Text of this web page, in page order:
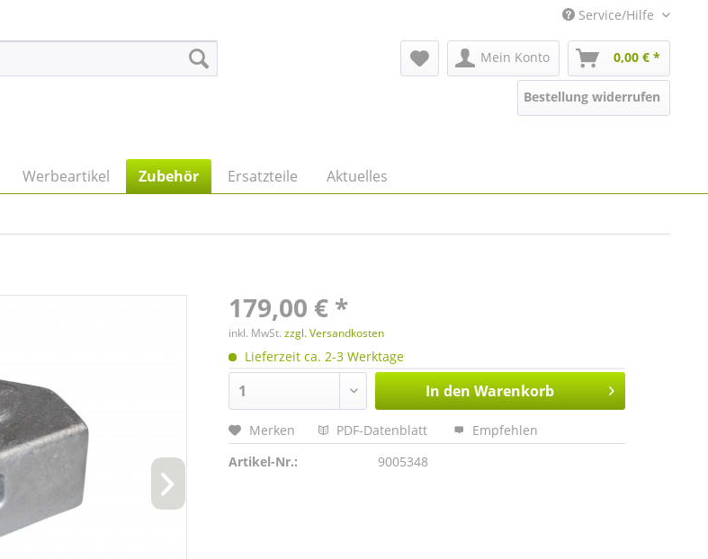
Service/Hilfe
Mein Konto 0,00 € *
Bestellung widerrufen
Werbeartikel Zubehör Ersatzteile Aktuelles
179,00 € *
inkl. MwSt.zzgl. Versandkosten
Lieferzeit ca. 2-3 Werktage
In den Warenkorb
Merken PDF-Datenblatt
Empfehlen
Artikel-Nr.:
9005348